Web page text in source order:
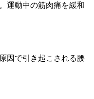
運動中の筋肉痛を緩和
因で引き起こされる腰